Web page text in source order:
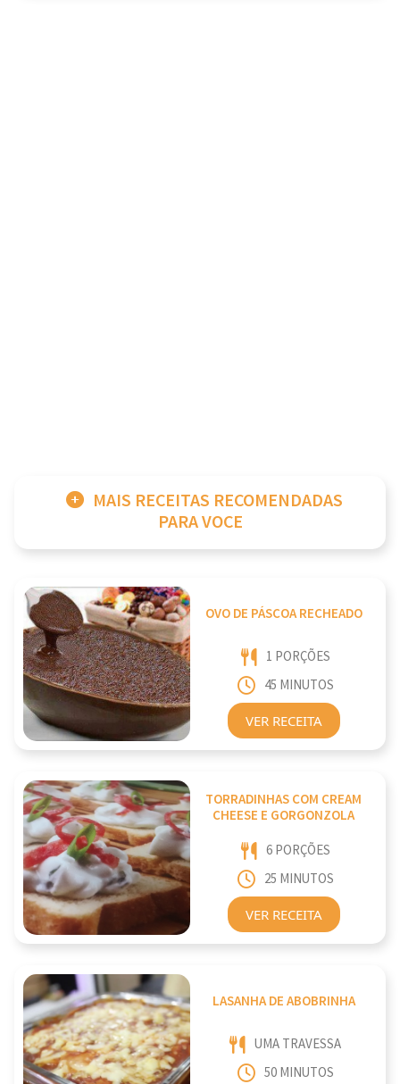
MAIS RECEITAS RECOMENDADAS
PARA VOCE
OVO DE PÁSCOA RECHEADO
1 PORÇÕES
45 MINUTOS
VER RECEITA
TORRADINHAS COM CREAM
CHEESE E GORGONZOLA
6 PORÇÕES
25 MINUTOS
VER RECEITA
LASANHA DE ABOBRINHA
UMA TRAVESSA
50 MINUTOS